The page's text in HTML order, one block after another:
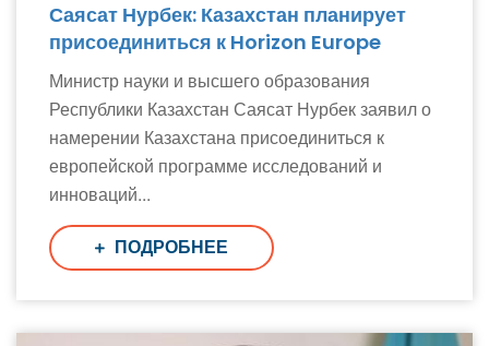
Саясат Нурбек: Казахстан планирует
присоединиться к Horizon Europe
Министр науки и высшего образования
Республики Казахстан Саясат Нурбек заявил о
намерении Казахстана присоединиться к
европейской программе исследований и
инноваций...
ПОДРОБНЕЕ